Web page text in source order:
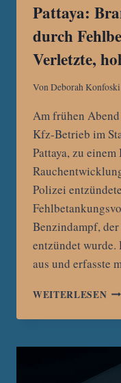
Pattaya:
durch
Verletzte,
VonDeborah Konfoski
Am frühen
Kfz-Betrieb im
Pattaya, zu
Polizei
Benzindampf,
entzündet wurde.
aus und erfasste
WEITERLESEN
IN